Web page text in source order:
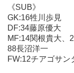
FW:12チアゴサンタ
《ヴィッセル神戸》
GK:1前川黛也
DF:24酒井高徳、4
MF:6扇原貴宏、27
《SUB》
GK:16牲川歩見
DF:34藤原優大
MF:14関根貴大、
88長沼洋一
FW:12チアゴサン